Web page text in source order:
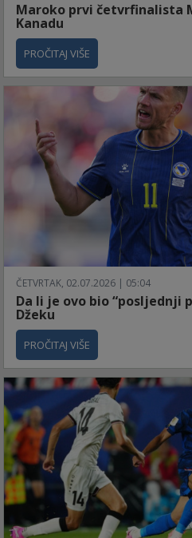
Maroko prvi četvrfinalista
Kanadu
PROČITAJ VIŠE
ČETVRTAK, 02.07.2026 | 05:04
Da li je ovo bio “posljednji
Džeku
PROČITAJ VIŠE